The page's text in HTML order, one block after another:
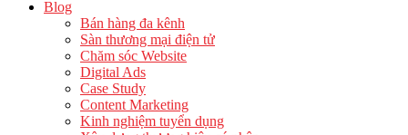
Blog
Bán hàng đa kênh
Sàn thương mại điện tử
Chăm sóc Website
Digital Ads
Case Study
Content Marketing
Kinh nghiệm tuyển dụng